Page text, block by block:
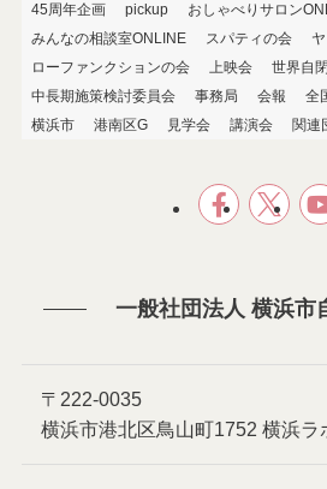
45周年企画 pickup おしゃべりサロン
みんなの相談室ONLINE
スパティの会
ローファンクションの会
上映会
世界自
中長期施策検討委員会
事務局 会報 全
横浜市
港南区G 見学会 講演会 関連
一般社団法人 横浜市
〒222-0035
横浜市港北区鳥山町1752 横浜ラ